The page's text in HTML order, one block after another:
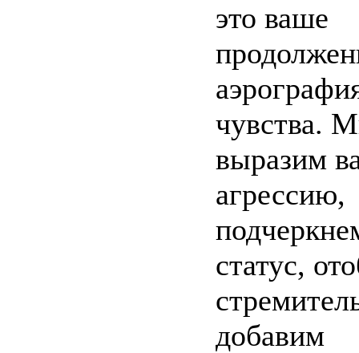
это ваше
чувства.
выразим
агрессию,
статус,
добавим